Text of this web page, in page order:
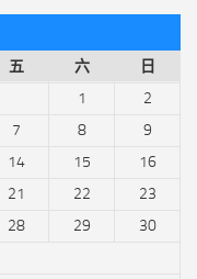
五 六 日
1
2
7 8
9
14 15
16
21 22
23
28 29
30